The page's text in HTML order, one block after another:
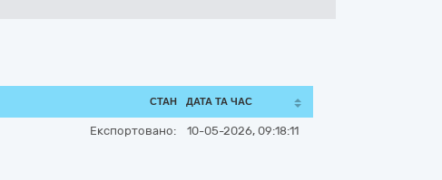
СТАН ДАТА ТА ЧАС
Експортовано: 10-05-2026, 09:18:11